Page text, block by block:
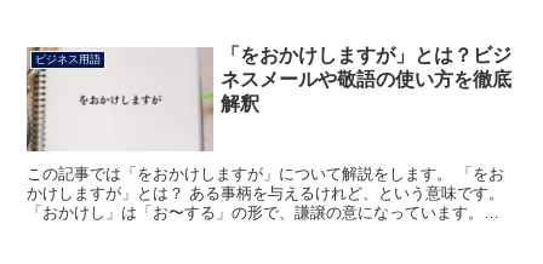
ビジネス用語
「をおかけしますが」とは？ビジ
ネスメールや敬語の使い方を徹底
解釈
この記事では「をおかけしますが」について解説をします。 「をお
かけしますが」とは？ ある事柄を与えるけれど、という意味です。
「おかけし」は「お〜する」の形で、謙譲の意になっています。